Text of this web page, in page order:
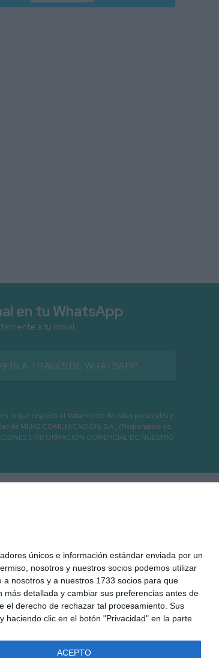
únicos e información estándar enviada por un
nosotros y nuestros socios podemos utilizar
nosotros y a nuestros 1733 socios para que
detallada y cambiar sus preferencias antes de
el derecho de rechazar tal procesamiento. Sus
haciendo clic en el botón "Privacidad" en la parte
ACEPTO
en tu WhatsApp
a tu móvil
A TRAVÉS DE WHATSAPP
lo que respecta al tratamiento de datos personales y
de MIJAS COMUNICACIÓN, S.A., (Responsable de
E INFORMACIÓN COMERCIAL DE NUESTRO
Seguridad Protección de datos
Desarrollado por: